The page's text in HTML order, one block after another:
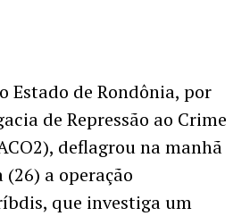
Estado de Rondônia, por
de Repressão ao Crime
deflagrou na manhã
a operação
que investiga um